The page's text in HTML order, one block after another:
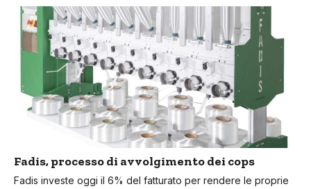
Fadis, processo di avvolgimento dei cops
Fadis investe oggi il 6% del fatturato per rendere le proprie